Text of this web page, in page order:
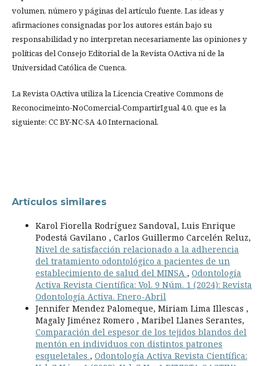
volumen, número y páginas del artículo fuente. Las ideas y
afirmaciones consignadas por los autores están bajo su
responsabilidad y no interpretan necesariamente las opiniones y
políticas del Consejo Editorial de la Revista OActiva ni de la
Universidad Católica de Cuenca.
La Revista OActiva utiliza la Licencia Creative Commons de
Reconocimeinto-NoComercial-CompartirIgual 4.0, que es la
siguiente: CC BY-NC-SA 4.0 Internacional.
Artículos similares
Karol Fiorella Rodríguez Sandoval, Luis Enrique
Podestá Gavilano , Carlos Guillermo Carcelén Reluz,
Nivel de satisfacción relacionado a la adherencia
del tratamiento odontológico a pacientes de un
establecimiento de salud del MINSA , Odontología
Activa Revista Científica: Vol. 9 Núm. 1 (2024): Revista
Odontología Activa. Enero-Abril
Jennifer Mendez Palomeque, Miriam Lima Illescas ,
Magaly Jiménez Romero , Maribel Llanes Serantes,
Comparación del espesor de los tejidos blandos del
mentón en individuos con distintos patrones
esqueletales , Odontología Activa Revista Científica: